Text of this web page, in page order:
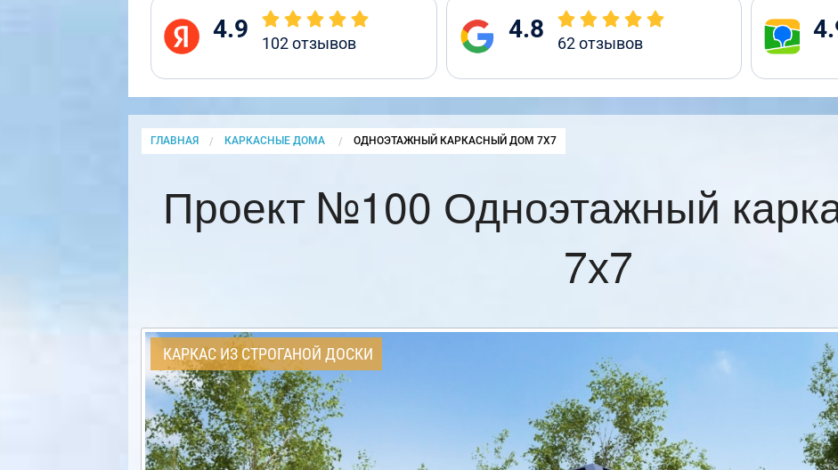
4.9 102отзывов 4.8 62отзывов
ГЛАВНАЯ КАРКАСНЫЕ ДОМА CURRENT:
ОДНОЭТАЖНЫЙ КАРКАСНЫЙ ДОМ 7Х7
Проект №100 Одноэтажный
7х7
КАРКАС ИЗ СТРОГАНОЙ ДОСКИ